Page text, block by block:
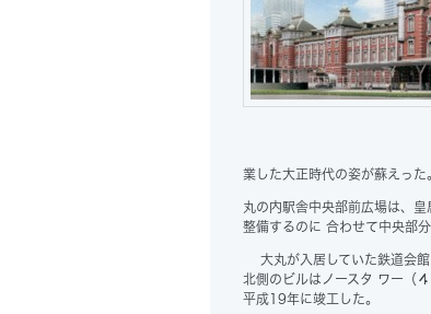
業した大正時代の姿が蘇えっ
丸の内駅舎中央部前広場は、
整備するのに 合わせて中央部
大丸が入居していた鉄道会館
北側のビルはノースタ ワー（
平成19年に竣工した。